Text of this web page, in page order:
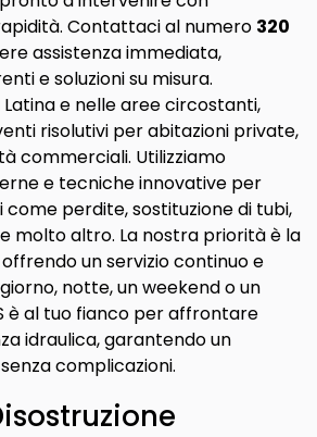
Contattaci al numero 320
assistenza immediata,
e soluzioni su misura.
e nelle aree circostanti,
risolutivi per abitazioni private,
commerciali. Utilizziamo
e tecniche innovative per
perdite, sostituzione di tubi,
molto altro. La nostra priorità è la
un servizio continuo e
notte, un weekend o un
è al tuo fianco per affrontare
idraulica, garantendo un
complicazioni.